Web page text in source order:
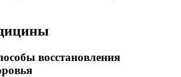
восстановления